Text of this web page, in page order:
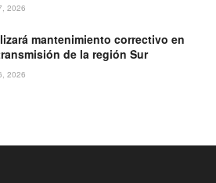
2026
mantenimiento correctivo en
de la región Sur
2026